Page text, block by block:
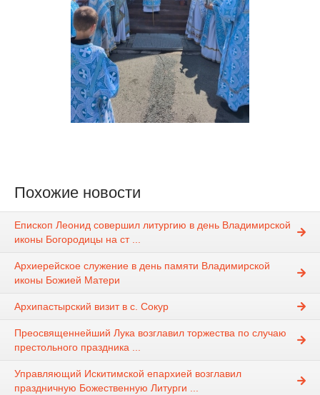
Похожие новости
Епископ Леонид совершил литургию в день Владимирской
иконы Богородицы на ст ...
Архиерейское служение в день памяти Владимирской
иконы Божией Матери
Архипастырский визит в с. Сокур
Преосвященнейший Лука возглавил торжества по случаю
престольного праздника ...
Управляющий Искитимской епархией возглавил
праздничную Божественную Литурги ...